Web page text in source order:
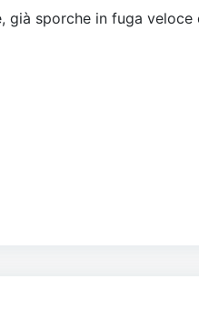
sporche in fuga veloce